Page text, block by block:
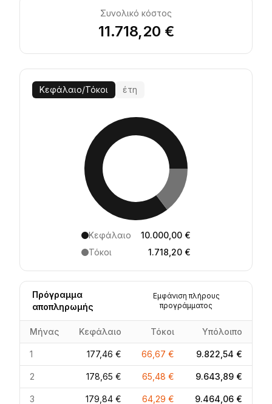
Συνολικό κόστος
11.718,20 €
Κεφάλαιο/Τόκοι έτη
Κεφάλαιο
10.000,00 €
Τόκοι
1.718,20 €
Πρόγραμμα
αποπληρωμής
Εμφάνιση πλήρους
προγράμματος
Μήνας Κεφάλαιο Τόκοι Υπόλοιπο
1 177,46 € 66,67 € 9.822,54 €
2 178,65 € 65,48 € 9.643,89 €
3 179,84 € 64,29 € 9.464,06 €